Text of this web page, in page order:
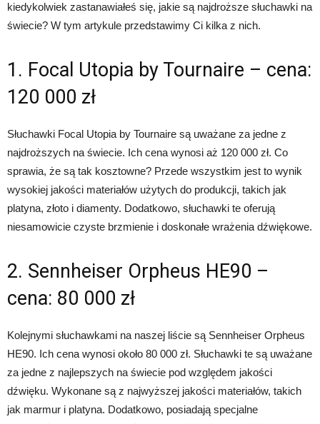
kiedykolwiek zastanawiałeś się, jakie są najdroższe słuchawki na
świecie? W tym artykule przedstawimy Ci kilka z nich.
1. Focal Utopia by Tournaire – cena:
120 000 zł
Słuchawki Focal Utopia by Tournaire są uważane za jedne z
najdroższych na świecie. Ich cena wynosi aż 120 000 zł. Co
sprawia, że są tak kosztowne? Przede wszystkim jest to wynik
wysokiej jakości materiałów użytych do produkcji, takich jak
platyna, złoto i diamenty. Dodatkowo, słuchawki te oferują
niesamowicie czyste brzmienie i doskonałe wrażenia dźwiękowe.
2. Sennheiser Orpheus HE90 –
cena: 80 000 zł
Kolejnymi słuchawkami na naszej liście są Sennheiser Orpheus
HE90. Ich cena wynosi około 80 000 zł. Słuchawki te są uważane
za jedne z najlepszych na świecie pod względem jakości
dźwięku. Wykonane są z najwyższej jakości materiałów, takich
jak marmur i platyna. Dodatkowo, posiadają specjalne